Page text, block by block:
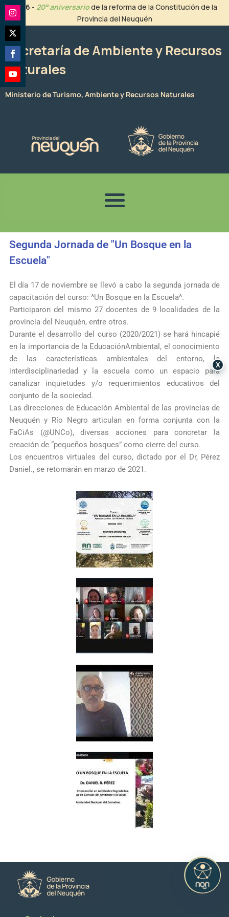
contenido
2026 - 20° aniversariode la reforma de la Constitución de la
Provincia del Neuquén
Secretaría de Ambiente y Recursos
Naturales
Ministerio de Turismo, Ambiente y Recursos Naturales
Segunda Jornada de "Un Bosque en la
Escuela"
El día 17 de noviembre se llevó a cabo la segunda jornada de
capacitación del curso: ^Un Bosque en la Escuela^.
Participaron del mismo 27 docentes de 9 localidades de la
provincia del Neuquén, entre otros.
Durante el desarrollo del curso (2020/2021) se hará hincapié
en la importancia de la EducaciónAmbiental, el conocimiento
de las características ambientales del entorno, la
interdisciplinariedad y la escuela como un espacio para
canalizar inquietudes y/o requerimientos educativos del
conjunto de la sociedad.
Las direcciones de Educación Ambiental de las provincias de
Neuquén y Río Negro articulan en forma conjunta con la
FaCiAs (@UNCo), diversas acciones para concretar la
creación de “pequeños bosques” como cierre del curso.
Los encuentros virtuales del curso, dictado por el Dr, Pérez
Daniel., se retomarán en marzo de 2021.
Share
on
Instagram
Share
on
Twitter
Share
on
Facebook
Share
on
X